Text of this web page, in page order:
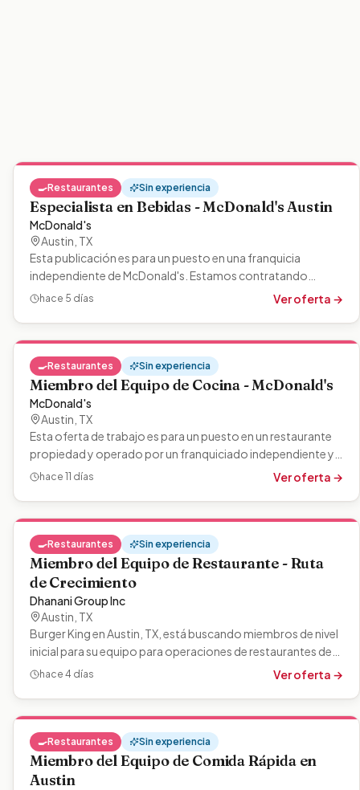
🍳Restaurantes Sin experiencia
Especialista en Bebidas - McDonald's Austin
McDonald's
Austin TX
Esta publicación es para un puesto en una franquicia
independiente de McDonald's. Estamos contratando
miembros del equipo motivados:…
hace 5 días Ver oferta →
🍳Restaurantes Sin experiencia
Miembro del Equipo de Cocina - McDonald's
McDonald's
Austin TX
Esta oferta de trabajo es para un puesto en un restaurante
propiedad y operado por un franquiciado independiente y
no por McDonald's USA.…
hace 11 días Ver oferta →
🍳Restaurantes Sin experiencia
Miembro del Equipo de Restaurante - Ruta
de Crecimiento
Dhanani Group Inc
Austin TX
Burger King en Austin, TX, está buscando miembros de nivel
inicial para su equipo para operaciones de restaurantes de
ritmo rápido.…
hace 4 días Ver oferta →
🍳Restaurantes Sin experiencia
Miembro del Equipo de Comida Rápida en
Austin